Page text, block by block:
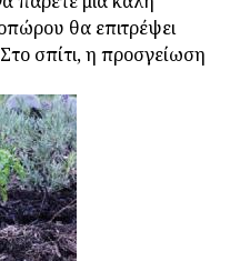
θα επιτρέψει
σπίτι, η προσγείωση